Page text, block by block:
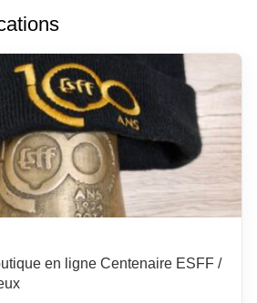
en ligne Centenaire ESFF /